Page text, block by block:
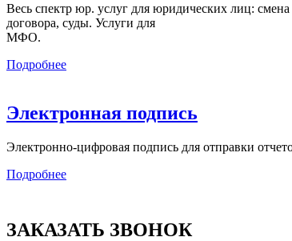
Весь спектр юр. услуг для юридических лиц: смена
договора, суды. Услуги для
МФО.
Подробнее
Электронная подпись
Электронно-цифровая подпись для отправки
Подробнее
ЗАКАЗАТЬ ЗВОНОК